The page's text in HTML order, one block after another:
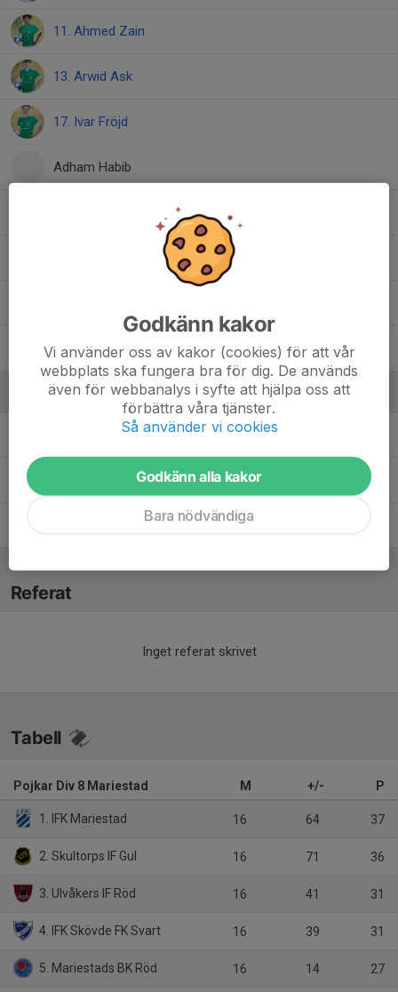
11. Ahmed Zain
13. Arwid Ask
17. Ivar Fröjd
Adham Habib
Noah Kastrati
Ledare
Ledare
Jelina ThomasdotterAdministratör
Thabit Omer OmerTränare
Referat
Inget referat skrivet
Tabell
Pojkar Div 8 Mariestad M +/- P
1. IFK Mariestad 16 64 37
2. Skultorps IF Gul 16 71 36
3. Ulvåkers IF Röd 16 41 31
4. IFK Skövde FK Svart 16 39 31
5. Mariestads BK Röd 16 14 27
Godkänn kakor
Vi använder oss av kakor (cookies) för att vår
webbplats ska fungera bra för dig. De används
även för webbanalys i syfte att hjälpa oss att
förbättra våra tjänster.
Så använder vi cookies
Godkänn alla kakor
Bara nödvändiga